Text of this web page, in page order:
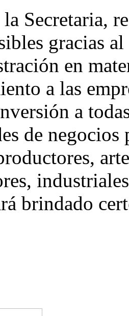
Secretaria,
gracias
en
a las
a
de negocios
brindado